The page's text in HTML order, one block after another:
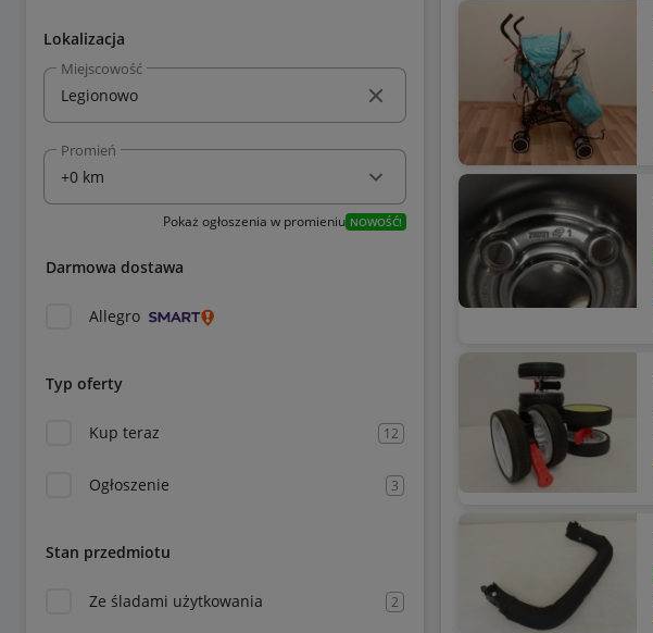
Lokalizacja
Miejscowość
Promień
Pokaż ogłoszenia w promieniu NOWOŚĆ!
Darmowa dostawa
Allegro
Typ oferty
Kup teraz 12
Ogłoszenie 3
Stan przedmiotu
Ze śladami użytkowania 2